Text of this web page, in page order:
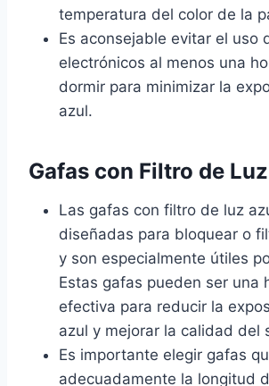
temperatura del color de la
Es aconsejable evitar el uso
electrónicos al menos una
dormir para minimizar la
azul.
Gafas con Filtro de
Las gafas con filtro de luz
diseñadas para bloquear o
y son especialmente útiles
Estas gafas pueden ser una
efectiva para reducir la
azul y mejorar la calidad del
Es importante elegir gafas
adecuadamente la longitud